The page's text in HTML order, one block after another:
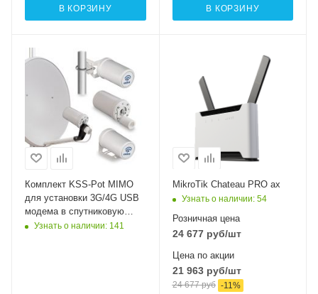
В КОРЗИНУ В КОРЗИНУ
Комплект KSS-Pot MIMO
для установки 3G/4G USB
модема в спутниковую
тарелку
Узнать о наличии: 141
интерфейсы
5xGigabit
Wi-Fi интерфейсы
802.11a/n/ac/ax
MIMO4x4 + 2,4 ГГц
MikroTik Chateau PRO ax
Узнать о наличии: 54
Розничная цена
24 677руб/шт
Цена по акции
21 963руб/шт
24 677руб -11 %